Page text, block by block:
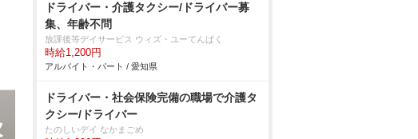
ドライバー・介護タクシー/ドライバー募
集、年齢不問
放課後等デイサービス ウィズ・ユーてんぱく
時給1,200円
アルバイト・パート / 愛知県
ドライバー・社会保険完備の職場で介護タ
クシー/ドライバー
たのしいデイ なかまごめ